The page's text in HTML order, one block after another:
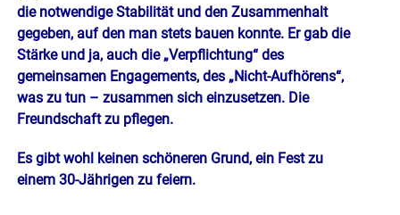
die notwendige Stabilität und den Zusammenhalt
gegeben, auf den man stets bauen konnte. Er gab die
Stärke und ja, auch die „Verpflichtung“ des
gemeinsamen Engagements, des „Nicht-Aufhörens“,
was zu tun – zusammen sich einzusetzen. Die
Freundschaft zu pflegen.
Es gibt wohl keinen schöneren Grund, ein Fest zu
einem 30-Jährigen zu feiern.